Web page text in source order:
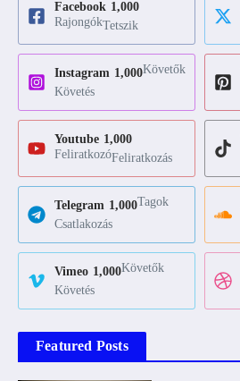
Facebook 1,000
RajongókTetszik
Instagram 1,000Követők
Követés
Youtube 1,000
FeliratkozóFeliratkozás
Telegram 1,000Tagok
Csatlakozás
Vimeo 1,000Követők
Követés
Featured Posts